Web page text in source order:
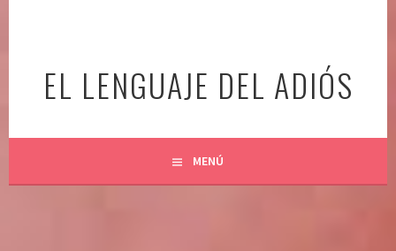
EL LENGUAJE DEL ADIÓS
MENÚ